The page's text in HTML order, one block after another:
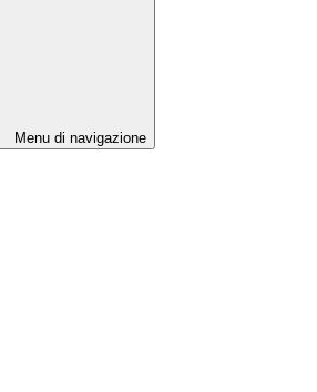
Menu di navigazione